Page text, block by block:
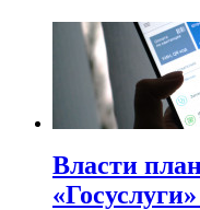
Власти